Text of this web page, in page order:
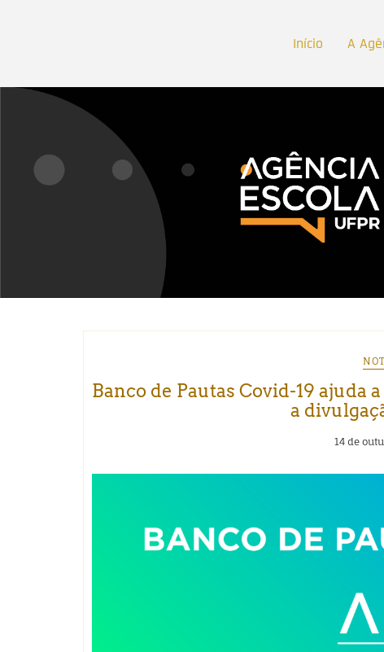
Início A
Banco de Pautas Covid-19 ajuda
a
14 de